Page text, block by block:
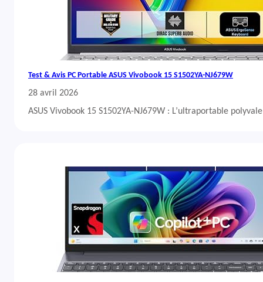
Test & Avis PC Portable ASUS Vivobook 15 S1502YA-NJ679W
28 avril 2026
ASUS Vivobook 15 S1502YA-NJ679W : L’ultraportable